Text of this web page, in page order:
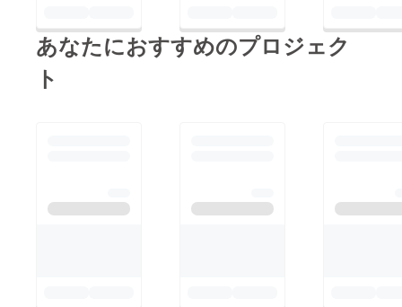
あなたにおすすめのプロジェク
ト